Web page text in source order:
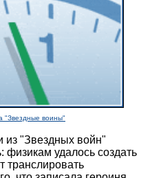
"Звездные воины"
из "Звездных войн"
физикам удалось создать
транслировать